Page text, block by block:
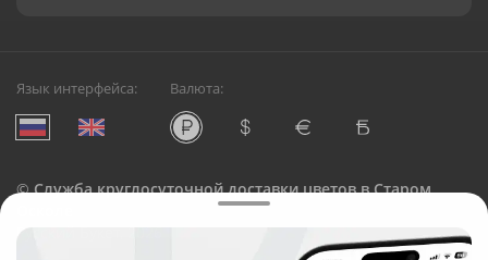
Язык интерфейса: Валюта:
©Служба круглосуточной доставки цветов в Старом
Русский Букет, 2026